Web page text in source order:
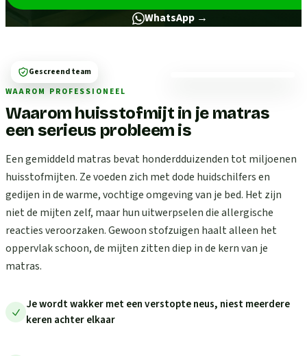
WhatsApp →
WAAROM PROFESSIONEEL
Waarom huisstofmijt in je matras
een serieus probleem is
Een gemiddeld matras bevat honderdduizenden tot miljoenen
huisstofmijten. Ze voeden zich met dode huidschilfers en
gedijen in de warme, vochtige omgeving van je bed. Het zijn
niet de mijten zelf, maar hun uitwerpselen die allergische
reacties veroorzaken. Gewoon stofzuigen haalt alleen het
oppervlak schoon, de mijten zitten diep in de kern van je
matras.
Je wordt wakker met een verstopte neus, niest meerdere
keren achter elkaar
Gescreend team